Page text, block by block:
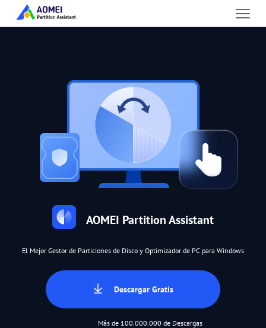
AOMEI Partition Assistant
El Mejor Gestor de Particiones de Disco y Optimizador de PC para Windows
Descargar Gratis
Más de 100.000.000 de Descargas